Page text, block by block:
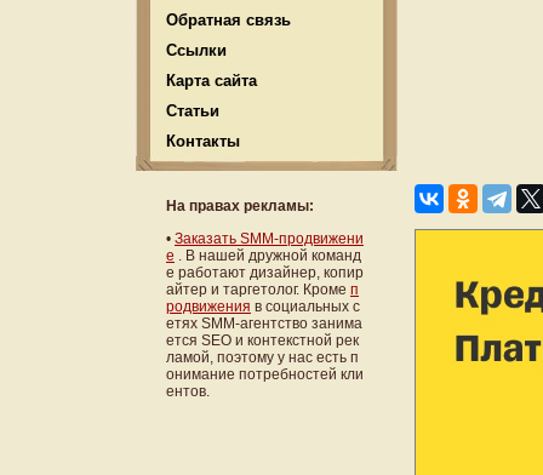
Обратная связь
Ссылки
Карта сайта
Статьи
Контакты
На правах рекламы:
• Заказать SMM-продвижени
е . В нашей дружной команд
е работают дизайнер, копир
айтер и таргетолог. Кроме п
родвижения в социальных с
етях SMM-агентство занима
ется SEO и контекстной рек
ламой, поэтому у нас есть п
онимание потребностей кли
ентов.